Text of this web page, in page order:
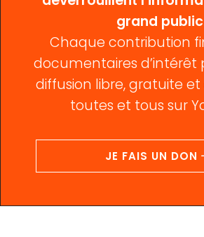
grand
Chaque contribution
documentaires d’intérêt
diffusion libre, gratuite
toutes et tous sur
JE FAIS UN DON